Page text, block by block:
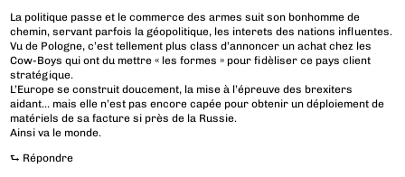
La politique passe et le commerce des armes suit son bonhomme de
chemin, servant parfois la géopolitique, les interets des nations influentes.
Vu de Pologne, c’est tellement plus class d’annoncer un achat chez les
Cow-Boys qui ont du mettre « les formes » pour fidèliser ce pays client
stratégique.
L’Europe se construit doucement, la mise à l’épreuve des brexiters
aidant… mais elle n’est pas encore capée pour obtenir un déploiement de
matériels de sa facture si près de la Russie.
Ainsi va le monde.
⮑ Répondre